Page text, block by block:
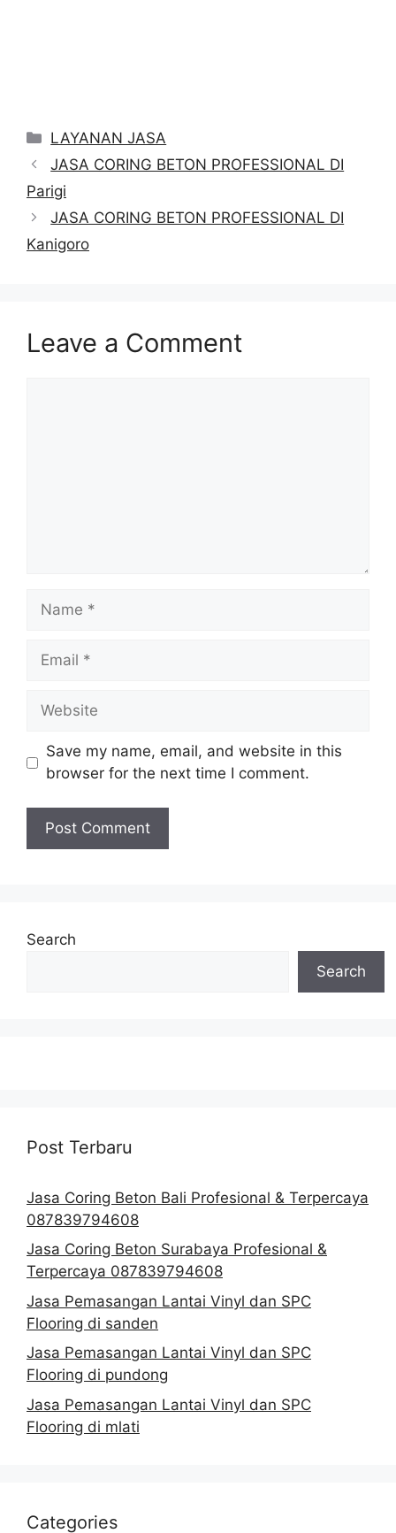
Categories
LAYANAN JASA
JASA CORING BETON PROFESSIONAL DI
Parigi
JASA CORING BETON PROFESSIONAL DI
Kanigoro
Leave a Comment
Name
Email
Website
Save my name, email, and website in this
browser for the next time I comment.
Search
Search
Post Terbaru
Jasa Coring Beton Bali Profesional & Terpercaya
087839794608
Jasa Coring Beton Surabaya Profesional &
Terpercaya 087839794608
Jasa Pemasangan Lantai Vinyl dan SPC
Flooring di sanden
Jasa Pemasangan Lantai Vinyl dan SPC
Flooring di pundong
Jasa Pemasangan Lantai Vinyl dan SPC
Flooring di mlati
Categories